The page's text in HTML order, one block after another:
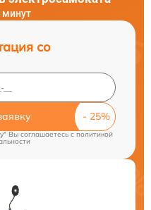
минут
со
Вы соглашаетесь cполитикой